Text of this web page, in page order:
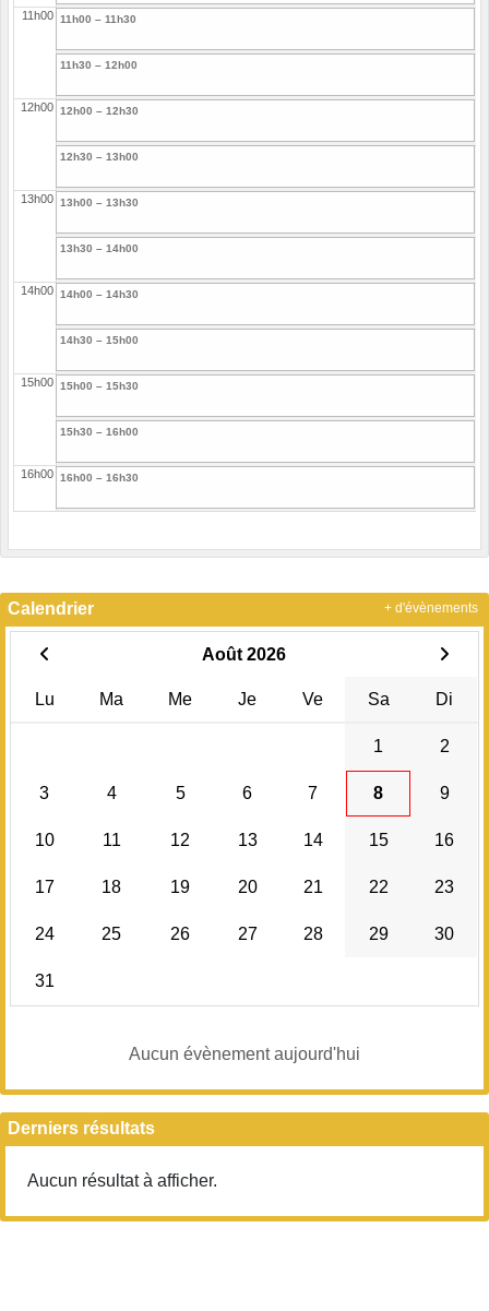
11h00
12h00
13h00
14h00
15h00
16h00
18h00
20h00
21h00
11h00 – 11h30
11h30 – 12h00
12h00 – 12h30
12h30 – 13h00
13h00 – 13h30
13h30 – 14h00
14h00 – 14h30
14h30 – 15h00
15h00 – 15h30
15h30 – 16h00
16h00 – 16h30
17h30 – 18h00
18h30 – 19h00
19h30 – 20h00
20h00 – 20h30
20h30 – 21h00
21h00 – 21h30
Calendrier
Août 2026
Lu Ma Me Je Ve Sa Di
1 2
3 4 5 6 7 8 9
10 11 12 13 14 15 16
17 18 19 20 21 22 23
24 25 26 27 28 29 30
31
Aucun évènement aujourd'hui
+ d'évènements
Derniers résultats
Aucun résultat à afficher.